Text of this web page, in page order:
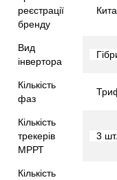
реєстрації
бренду
Вид
інвертора
Кількість
фаз
Кількість
трекерів
МРРТ
3 шт.
Кількість